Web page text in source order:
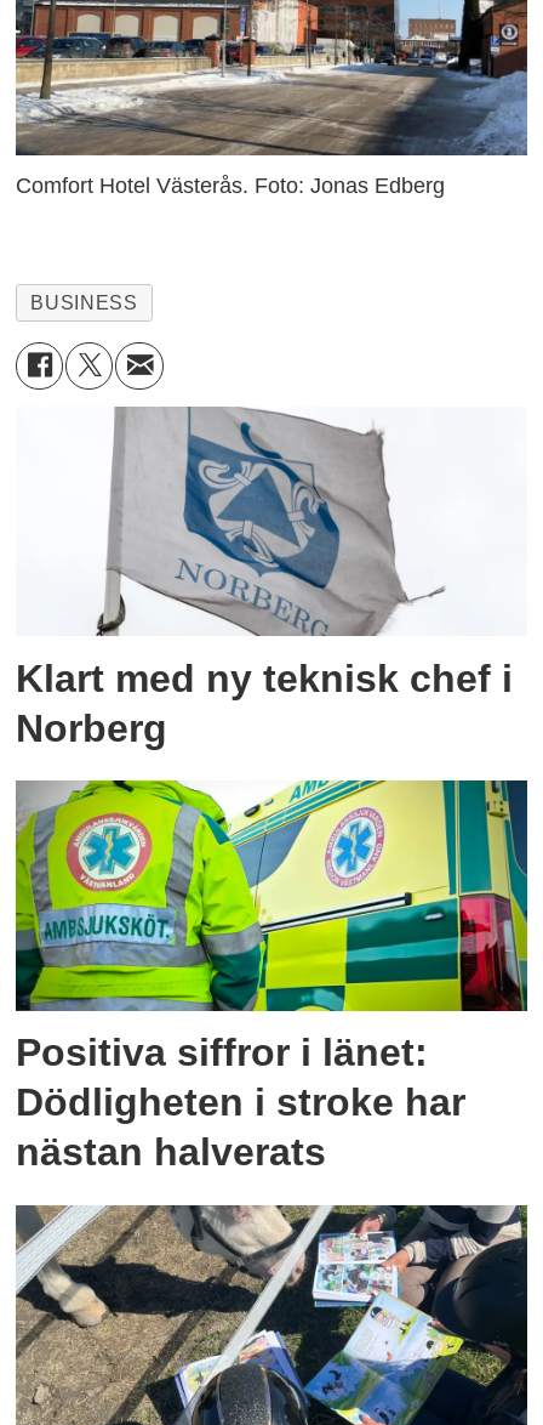
Comfort Hotel Västerås. Foto: Jonas Edberg
BUSINESS
Klart med ny teknisk chef i
Norberg
Positiva siffror i länet:
Dödligheten i stroke har
nästan halverats